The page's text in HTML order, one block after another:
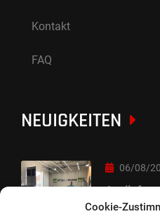
Cookie-
Kontakt
FAQ
NEUIGKEITEN
06/08/